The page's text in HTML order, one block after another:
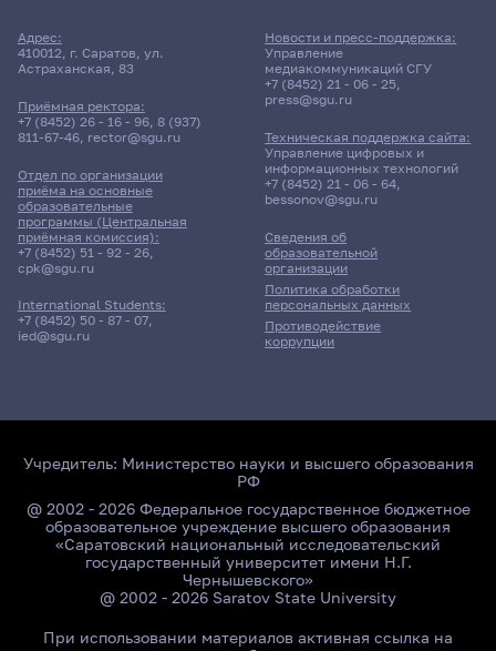
Адрес:
410012, г. Саратов, ул.
Астраханская, 83
Приёмная ректора:
+7 (8452) 26 - 16 - 96, 8 (937)
811-67-46, rector@sgu.ru
Отдел по организации
приёма на основные
образовательные
программы (Центральная
приёмная комиссия):
+7 (8452) 51 - 92 - 26,
cpk@sgu.ru
International Students:
+7 (8452) 50 - 87 - 07,
ied@sgu.ru
Сведения об
образовательной
организации
Политика обработки
персональных данных
Противодействие
коррупции
Новости и пресс-поддержка:
Управление
медиакоммуникаций СГУ
+7 (8452) 21 - 06 - 25,
press@sgu.ru
Техническая поддержка сайта:
Управление цифровых и
информационных технологий
+7 (8452) 21 - 06 - 64,
bessonov@sgu.ru
Учредитель: Министерство науки и высшего образования
РФ
@ 2002 - 2026 Федеральное государственное бюджетное
образовательное учреждение высшего образования
«Саратовский национальный исследовательский
государственный университет имени Н.Г.
Чернышевского»
@ 2002 - 2026 Saratov State University
При использовании материалов активная ссылка на